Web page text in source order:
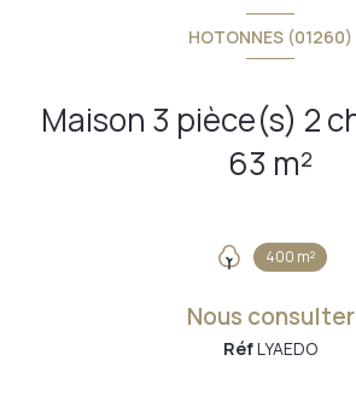
HOTONNES (01260)
Maison 3 pièce(s) 2 chambre(s)
63 m²
400 m²
Nous consulter
RéfLYAEDO